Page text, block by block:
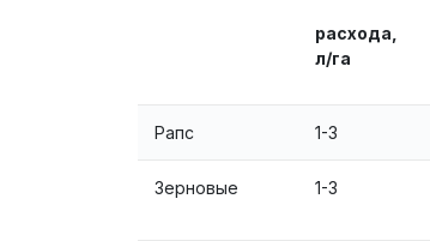
расхода,
л/га
Рапс 1-3
Зерновые 1-3